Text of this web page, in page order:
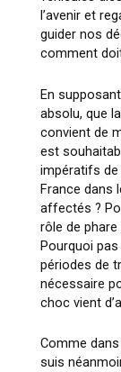
l’avenir et
guider nos
comment
En
absolu, que
convient de
est
impératifs de
France dans
affectés ?
rôle de
Pourquoi
périodes de
nécessaire
choc vient
Comme
suis